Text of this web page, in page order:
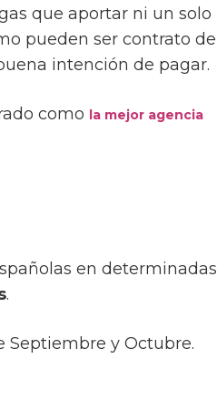
que aportar ni un solo
pueden ser contrato de
intención de pagar.
como la mejor agencia
en determinadas
.
Septiembre y Octubre.